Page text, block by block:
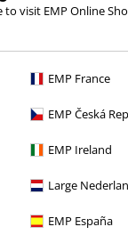
to visit EMP Online
EMP France
EMP Česká
EMP Ireland
Large
EMP España
Soccer Jersey Black